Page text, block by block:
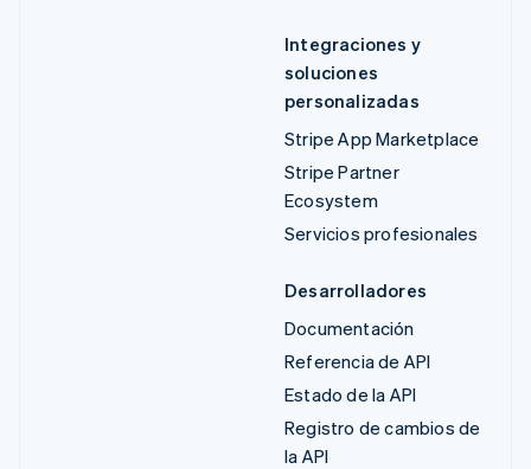
Integraciones y
soluciones
personalizadas
Stripe App Marketplace
Stripe Partner
Ecosystem
Servicios profesionales
Desarrolladores
Documentación
Referencia de API
Estado de la API
Registro de cambios de
la API